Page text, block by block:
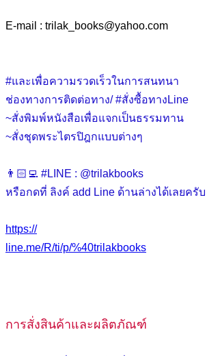
E-mail : trilak_books@yahoo.com
#และเพื่อความรวดเร็วในการสนทนา
ช่องทางการติดต่อทาง/ #สั่งซื้อทางLine
~สั่งพิมพ์หนังสือเพื่อแจกเป็นธรรมทาน
~สั่งชุดพระไตรปิฎกแบบต่างๆ
👨🏻‍💻 #LINE : @trilakbooks
หรือกดที่ ลิงค์ add Line ด้านล่างได้เลยครับ
https://
line.me/R/ti/p/%40trilakbooks
การสั่งสินค้าและผลิตภัณฑ์